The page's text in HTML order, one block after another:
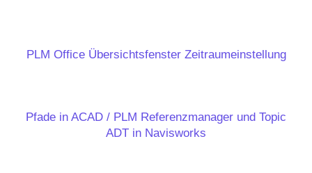
PLM Office Übersichtsfenster Zeitraumeinstellung
Pfade in ACAD / PLM Referenzmanager und Topic
ADT in Navisworks